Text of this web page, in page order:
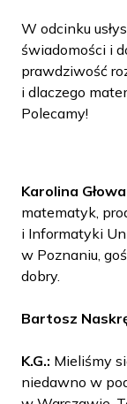
W odcinku
świadomości i
prawdziwość
i dlaczego
Polecamy!
Karolina
matematyk,
i Informatyki
w Poznaniu,
dobry.
Bartosz
K.G.: Mieliśmy
niedawno w